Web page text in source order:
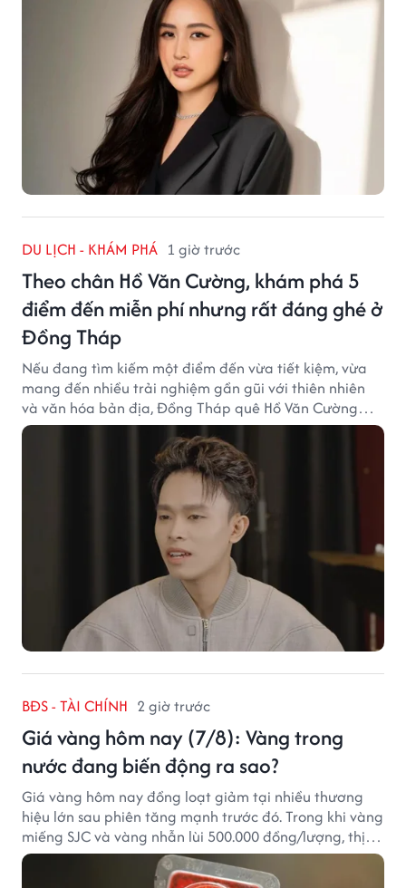
DU LỊCH - KHÁM PHÁ 1 giờ trước
Theo chân Hồ Văn Cường, khám phá 5
điểm đến miễn phí nhưng rất đáng ghé ở
Đồng Tháp
Nếu đang tìm kiếm một điểm đến vừa tiết kiệm, vừa
mang đến nhiều trải nghiệm gần gũi với thiên nhiên
và văn hóa bản địa, Đồng Tháp quê Hồ Văn Cường
chắc chắn là lựa chọn đáng cân nhắc.
BĐS - TÀI CHÍNH 2 giờ trước
Giá vàng hôm nay (7/8): Vàng trong
nước đang biến động ra sao?
Giá vàng hôm nay đồng loạt giảm tại nhiều thương
hiệu lớn sau phiên tăng mạnh trước đó. Trong khi vàng
miếng SJC và vàng nhẫn lùi 500.000 đồng/lượng, thị
trường vẫn duy trì mặt bằng giá cao, với sự chênh
lệch đáng kể giữa các doanh nghiệp.